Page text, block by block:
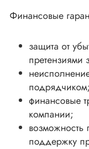
Финансовые
защита от
претензиями
подрядчиком;
финансовые
компании;
возможность
поддержку